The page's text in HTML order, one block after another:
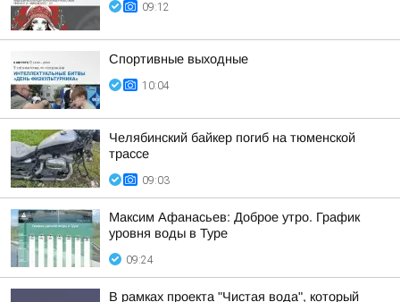
09:12
Спортивные выходные
10:04
Челябинский байкер погиб на тюменской
трассе
09:03
Максим Афанасьев: Доброе утро. График
уровня воды в Туре
09:24
В рамках проекта "Чистая вода", который